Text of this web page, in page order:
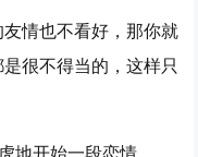
情也不看好，那你就
很不得当的，这样只
地开始一段恋情